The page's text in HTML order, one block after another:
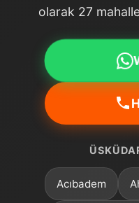
olarak 27
Acıbadem